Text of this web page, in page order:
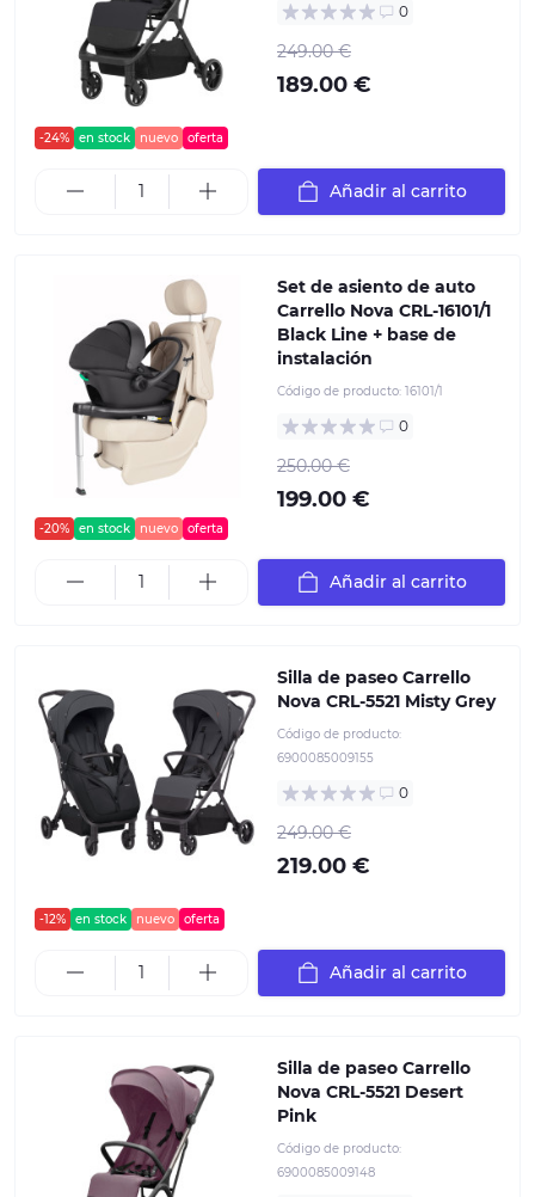
-24% en stock nuevo oferta
0
249.00 €
189.00 €
Añadir al carrito
-20% en stock nuevo oferta
Set de asiento de auto
Carrello Nova CRL-16101/1
Black Line + base de
instalación
Código de producto: 16101/1
0
250.00 €
199.00 €
Añadir al carrito
-12% en stock nuevo oferta
Silla de paseo Carrello
Nova CRL-5521 Misty Grey
Código de producto:
6900085009155
0
249.00 €
219.00 €
Añadir al carrito
Silla de paseo Carrello
Nova CRL-5521 Desert
Pink
Código de producto:
6900085009148